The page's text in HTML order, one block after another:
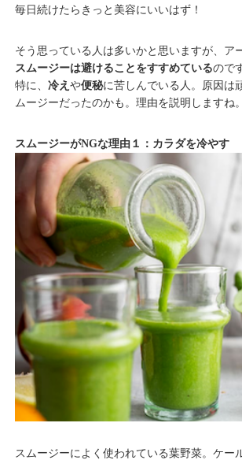
毎日続けたらきっと美容にいいはず！
そう思っている人は多いかと思いますが、ア
スムージーは避けることをすすめているので
特に、 冷え や便秘に苦しんでいる人。原因は
ムージーだったのかも。理由を説明しますね。
スムージーがNGな理由１：カラダを冷やす
スムージーによく使われている葉野菜。ケー